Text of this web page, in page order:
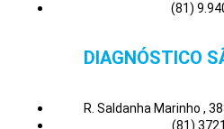
(81)
DIAGNÓSTICO
R. Saldanha Marinho ,
(81)